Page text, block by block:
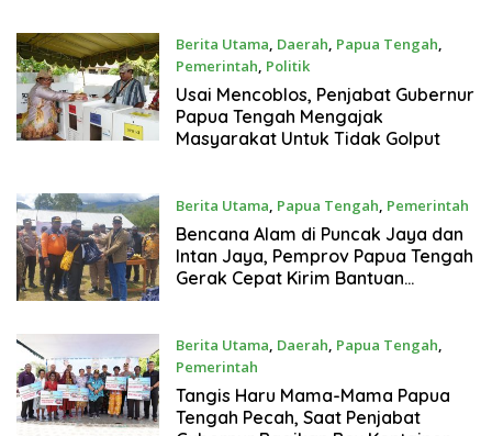
Berita Utama, Daerah, Papua Tengah,
Pemerintah, Politik
February 14, 2024
Usai Mencoblos, Penjabat Gubernur
Papua Tengah Mengajak
Masyarakat Untuk Tidak Golput
Berita Utama, Papua Tengah, Pemerintah
February 8, 2024
Bencana Alam di Puncak Jaya dan
Intan Jaya, Pemprov Papua Tengah
Gerak Cepat Kirim Bantuan
Berita Utama, Daerah, Papua Tengah,
Pemerintah
February 3, 2024
Tangis Haru Mama-Mama Papua
Tengah Pecah, Saat Penjabat